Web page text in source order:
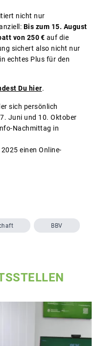
nicht nur
Bis zum 15. August
von 250 € auf die
sichert also nicht nur
echtes Plus für den
Du hier.
sich persönlich
Juni und 10. Oktober
Nachmittag in
einen Online-
BBV